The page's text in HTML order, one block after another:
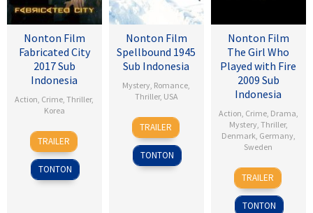
Nonton Film
Fabricated City
2017 Sub
Indonesia
Action, Crime,Thriller,
Korea
9
Feb
2017
Lee
Hu-
bin
TRAILER
TONTON
Nonton Film
Spellbound 1945
Sub Indonesia
Mystery, Romance,
Thriller, USA
8
Nov
1945
Alfred
Hitchcock
TRAILER
TONTON
Nonton Film
The Girl Who
Played with Fire
2009 Sub
Indonesia
Action, Crime, Drama,
Mystery, Thriller,
Denmark, Germany,
Sweden
18
Sep
2009
Daniel
Alfredson
TRAILER
TONTON